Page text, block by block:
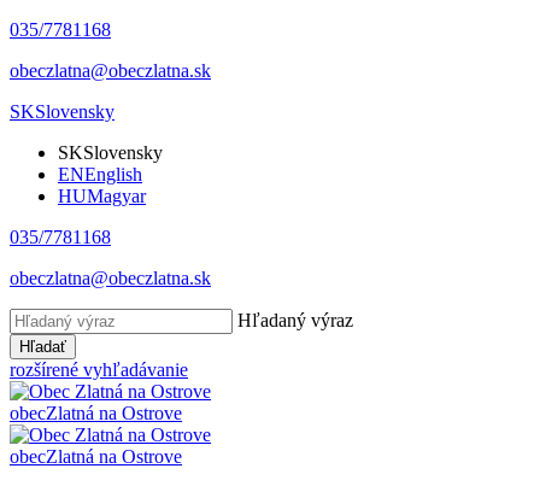
035/7781168
obeczlatna@obeczlatna.sk
SKSlovensky
SKSlovensky
ENEnglish
HUMagyar
035/7781168
obeczlatna@obeczlatna.sk
Hľadaný výraz
Hľadať
rozšírené vyhľadávanie
obecZlatná na Ostrove
obecZlatná na Ostrove